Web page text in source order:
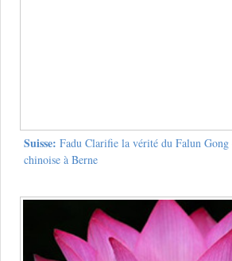
Suisse: Fadu Clarifie la vérité du Falun Gong
chinoise à Berne